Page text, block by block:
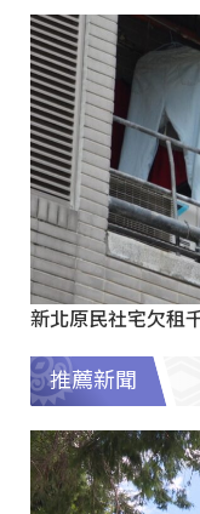
新北原民社宅欠租
推薦新聞